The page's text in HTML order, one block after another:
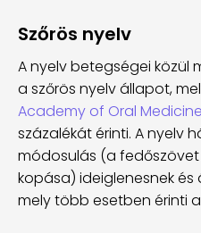
Szőrös nyelv
A nyelv betegségei közül
a szőrös nyelv állapot,
Academy of Oral Medicine
százalékát érinti. A nyelv
módosulás (a
kopása) ideiglenesnek
mely több esetben érinti